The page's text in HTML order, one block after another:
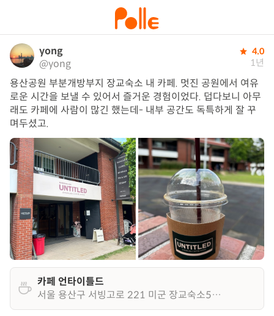
yong
@yong
4.0
1년
용산공원 부분개방부지 장교숙소 내 카페. 멋진 공원에서 여유
로운 시간을 보낼 수 있어서 즐거운 경험이었다. 덥다보니 아무
래도 카페에 사람이 많긴 했는데- 내부 공간도 독특하게 잘 꾸
며두셨고.
카페 언타이틀드
서울 용산구 서빙고로 221 미군 장교숙소5단지 1층